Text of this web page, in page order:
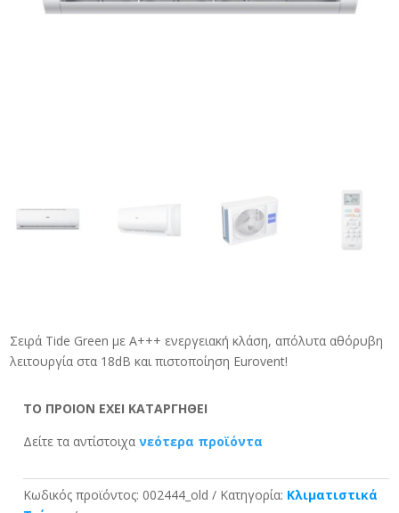
Σειρά Tide Green με Α+++ ενεργειακή κλάση, απόλυτα αθόρυβη
λειτουργία στα 18dB και πιστοποίηση Eurovent!
ΤΟ ΠΡΟΙΟΝ ΕΧΕΙ ΚΑΤΑΡΓΗΘΕΙ
Δείτε τα αντίστοιχα νεότερα προϊόντα
Κωδικός προϊόντος: 002444_old Κατηγορία: Κλιματιστικά